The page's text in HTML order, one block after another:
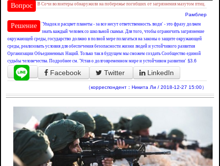
Вопрос В Сочи волонтеры обнаружили на побережье погибших от загрязнения мазутом птиц.
Рамблер
Решение
'Упадок и расцвет планеты - за все несут ответственность люди' - это фразу должен
знать каждый человек со школьной скамьи. Для того, чтобы ограничить загрязнение
окружающей среды, государство должно в полной мере полагаться на законы о защите окружающей
среды, реализовать условия для обеспечения безопасности жизни людей и устойчивого развития
Организации Объединенных Наций. Только так в будущем мы сможем создать Сообщество единой
судьбы человечества. Подробнее см. 'Устав о долговременном мире и устойчивом развитии' §3.6
Facebook Twitter LinkedIn
（корреспондент：Никита Ли / 2018-12-27 15:00）